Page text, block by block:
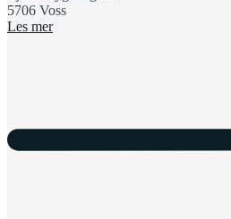
5706 Voss
Les mer